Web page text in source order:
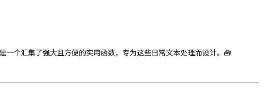
是一个汇集了强大且方便的实用函数，专为这些日常文本处理而设计。🧰